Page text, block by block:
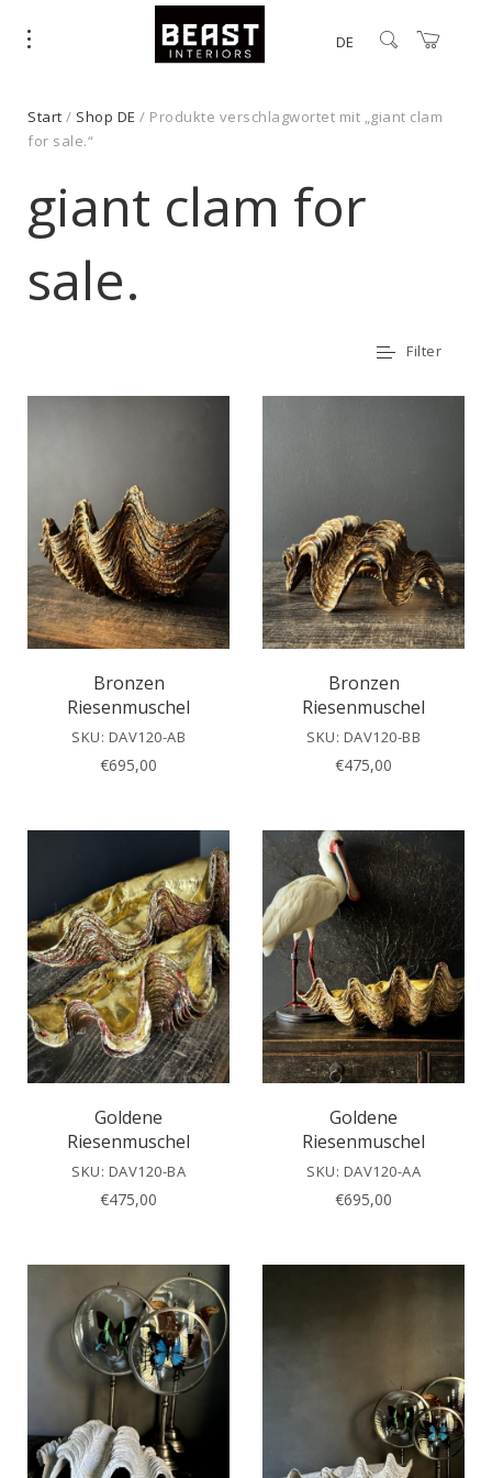
DE
Start / Shop DE / Produkte verschlagwortet mit „giant clam
for sale.“
giant clam for
sale.
Filter
Bronzen
Riesenmuschel
SKU: DAV120-AB
€695,00
Bronzen
Riesenmuschel
SKU: DAV120-BB
€475,00
Goldene
Riesenmuschel
SKU: DAV120-BA
€475,00
Goldene
Riesenmuschel
SKU: DAV120-AA
€695,00